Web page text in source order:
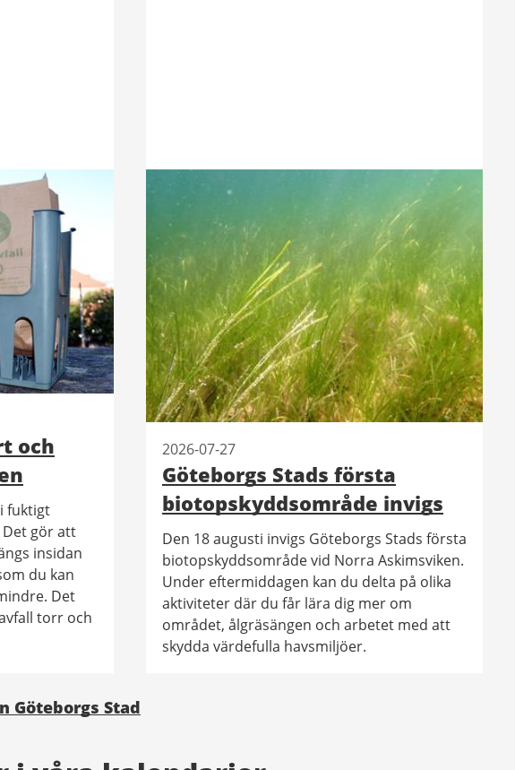
och
fuktigt
gör att
insidan
du kan
Det
torr och
Göteborgs Stads första
biotopskyddsområde invigs
2026-07-27
Den 18 augusti invigs Göteborgs Stads första
biotopskyddsområde vid Norra Askimsviken.
Under eftermiddagen kan du delta på olika
aktiviteter där du får lära dig mer om
området, ålgräsängen och arbetet med att
skydda värdefulla havsmiljöer.
Stad